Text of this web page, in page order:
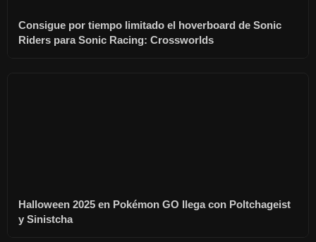
Consigue por tiempo limitado el hoverboard de Sonic
Riders para Sonic Racing: Crossworlds
Halloween 2025 en Pokémon GO llega con Poltchageist
y Sinistcha